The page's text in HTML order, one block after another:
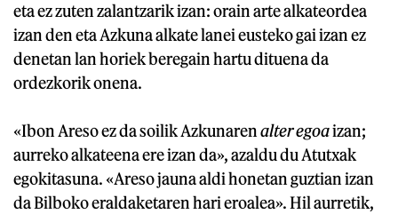
eta ez zuten zalantzarik izan: orain arte alkateordea
izan den eta Azkuna alkate lanei eusteko gai izan ez
denetan lan horiek beregain hartu dituena da
ordezkorik onena.
«Ibon Areso ez da soilik Azkunarenalter egoaizan;
aurreko alkateena ere izan da», azaldu du Atutxak
egokitasuna. «Areso jauna aldi honetan guztian izan
da Bilboko eraldaketaren hari eroalea». Hil aurretik,